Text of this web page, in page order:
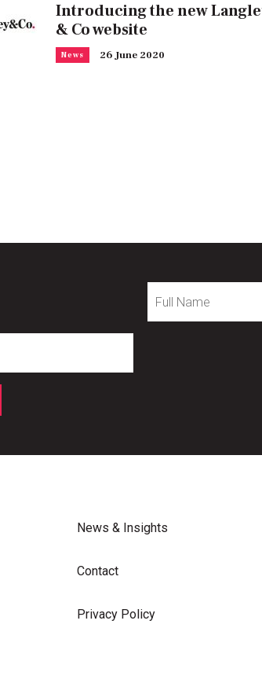
Introducing the new
& Co website
News 26 June 2020
Name
News & Insights
Contact
Privacy Policy